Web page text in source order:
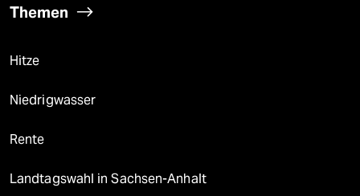
Themen
Hitze
Niedrigwasser
Rente
Landtagswahl in Sachsen-Anhalt